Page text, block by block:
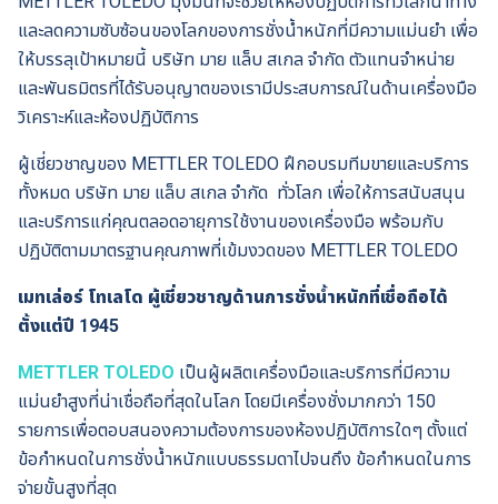
และลดความซับซ้อนของโลกของการชั่งน้ำหนักที่มีความแม่นยำ เพื่อ
ให้บรรลุเป้าหมายนี้ บริษัท มาย แล็บ สเกล จำกัด ตัวแทนจําหน่าย
และพันธมิตรที่ได้รับอนุญาตของเรามีประสบการณ์ในด้านเครื่องมือ
วิเคราะห์และห้องปฏิบัติการ
ผู้เชี่ยวชาญของ METTLER TOLEDO ฝึกอบรมทีมขายและบริการ
ทั้งหมด บริษัท มาย แล็บ สเกล จำกัด ทั่วโลก เพื่อให้การสนับสนุน
และบริการแก่คุณตลอดอายุการใช้งานของเครื่องมือ พร้อมกับ
ปฏิบัติตามมาตรฐานคุณภาพที่เข้มงวดของ METTLER TOLEDO
เมทเล่อร์ โทเลโด ผู้เชี่ยวชาญด้านการชั่งน้ำหนักที่เชื่อถือได้
ตั้งแต่ปี 1945
METTLER TOLEDO เป็นผู้ผลิตเครื่องมือและบริการที่มีความ
แม่นยำสูงที่น่าเชื่อถือที่สุดในโลก โดยมีเครื่องชั่งมากกว่า 150
รายการเพื่อตอบสนองความต้องการของห้องปฏิบัติการใดๆ ตั้งแต่
ข้อกำหนดในการชั่งน้ำหนักแบบธรรมดาไปจนถึง ข้อกำหนดในการ
จ่ายขั้นสูงที่สุด